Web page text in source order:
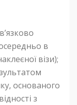
в
візи);
основаного
з